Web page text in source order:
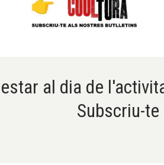
al dia de
Subscriu-